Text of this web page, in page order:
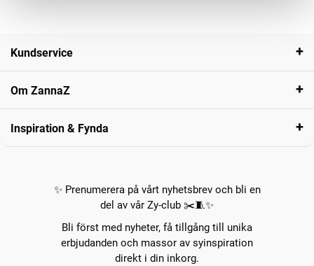
Kundservice
Om ZannaZ
Inspiration & Fynda
✨ Prenumerera på vårt nyhetsbrev och bli en
del av vår Zy-club ✂️🧵✨
Bli först med nyheter, få tillgång till unika
erbjudanden och massor av syinspiration
direkt i din inkorg.